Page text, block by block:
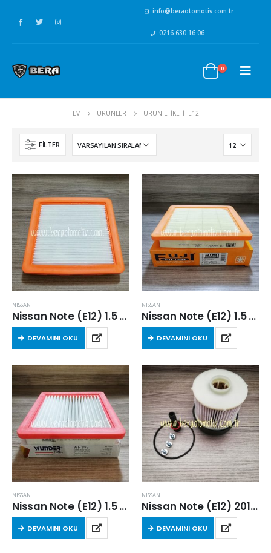
info@beraotomotiv.com.tr
0216 630 16 06
0
EV ÜRÜNLER ÜRÜN ETIKETI -E12
FILTER
NISSAN
Nissan Note (E12) 1.5 Dci 2013 Sonrası Hava Filtresi
DEVAMINI OKU
NISSAN
Nissan Note (E12) 1.5 Dci 2013 Sonrası Hava Filtresi
DEVAMINI OKU
NISSAN
Nissan Note (E12) 1.5 Dci 2013 Sonrası Hava Filtresi
DEVAMINI OKU
NISSAN
Nissan Note (E12) 2013 Sonrası 1.5 Dizel Yakıt Filtresi
DEVAMINI OKU